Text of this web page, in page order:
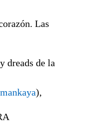
Las
dreads de la
),